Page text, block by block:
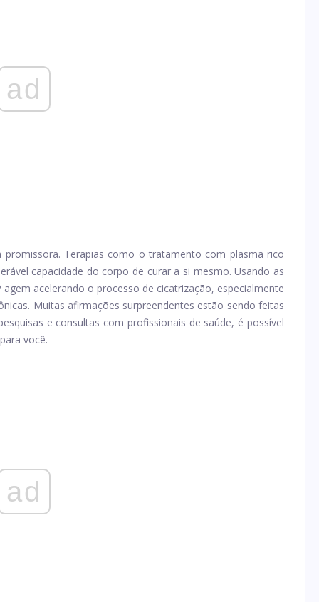
ad
Terapias como o tratamento com plasma rico
capacidade do corpo de curar a si mesmo. Usando as
acelerando o processo de cicatrização, especialmente
Muitas afirmações surpreendentes estão sendo feitas
e consultas com profissionais de saúde, é possível
você.
ad